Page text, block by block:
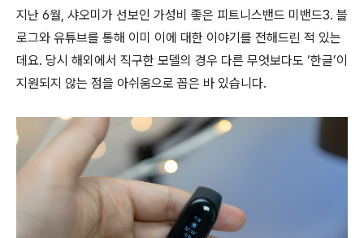
지난 6월, 샤오미가 선보인 가성비 좋은 피트니스밴드 미밴드3. 블
로그와 유튜브를 통해 이미 이에 대한 이야기를 전해드린 적 있는
데요. 당시 해외에서 직구한 모델의 경우 다른 무엇보다도 ‘한글’이
지원되지 않는 점을 아쉬움으로 꼽은 바 있습니다.